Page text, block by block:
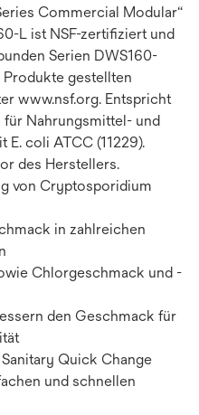
Commercial Modular“
L ist NSF-zertifiziert und
Serien DWS160-
gestellten
www.nsf.org. Entspricht
für Nahrungsmittel- und
coli ATCC (11229).
des Herstellers.
von Cryptosporidium
in zahlreichen
Chlorgeschmack und -
den Geschmack für
Quick Change
und schnellen